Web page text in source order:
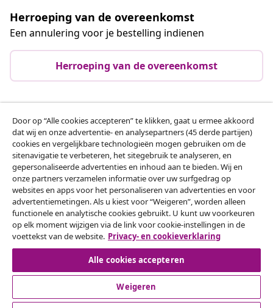
Herroeping van de overeenkomst
Een annulering voor je bestelling indienen
Herroeping van de overeenkomst
Klantenservice
Zakelijk
vidaXL
Ontdek meer
Door op “Alle cookies accepteren” te klikken, gaat u ermee akkoord
dat wij en onze advertentie- en analysepartners (45 derde partijen)
cookies en vergelijkbare technologieën mogen gebruiken om de
sitenavigatie te verbeteren, het sitegebruik te analyseren, en
gepersonaliseerde advertenties en inhoud aan te bieden. Wij en
onze partners verzamelen informatie over uw surfgedrag op
websites en apps voor het personaliseren van advertenties en voor
advertentiemetingen. Als u kiest voor “Weigeren”, worden alleen
functionele en analytische cookies gebruikt. U kunt uw voorkeuren
op elk moment wijzigen via de link voor cookie-instellingen in de
voettekst van de website. Privacy- en cookieverklaring
Alle cookies accepteren
Weigeren